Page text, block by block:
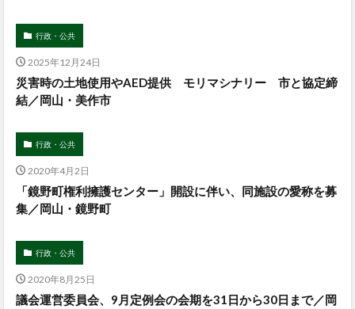
行政・公共
2025年12月24日
災害時の土地使用やAED提供 モリマシナリー 市と協定締
結／岡山・美作市
行政・公共
2020年4月2日
「鏡野町権利擁護センター」開設に伴い、同施設の愛称を募
集／岡山・鏡野町
行政・公共
2020年8月25日
議会運営委員会、9月定例会の会期を31日から30日まで／岡